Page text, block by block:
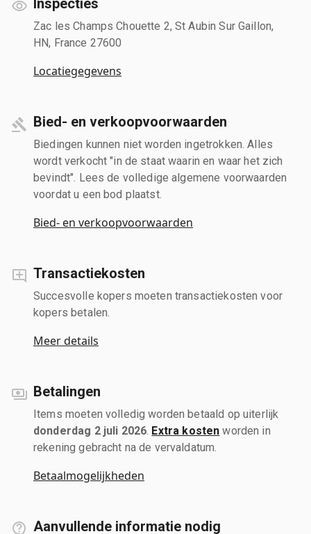
Zac les Champs Chouette 2, St Aubin Sur Gaillon,
HN, France 27600
Locatiegegevens
Bied- en verkoopvoorwaarden
Biedingen kunnen niet worden ingetrokken. Alles
wordt verkocht "in de staat waarin en waar het zich
bevindt". Lees de volledige algemene voorwaarden
voordat u een bod plaatst.
Bied- en verkoopvoorwaarden
Transactiekosten
Succesvolle kopers moeten transactiekosten voor
kopers betalen.
Meer details
Betalingen
Items moeten volledig worden betaald op uiterlijk
donderdag 2 juli 2026 Extra kosten worden in
rekening gebracht na de vervaldatum.
Betaalmogelijkheden
Aanvullende informatie nodig